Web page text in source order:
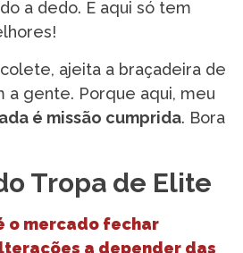
a dedo. E aqui só tem
ajeita a braçadeira de
a gente. Porque aqui, meu
é missão cumprida. Bora
Tropa de Elite
o mercado fechar
a depender das